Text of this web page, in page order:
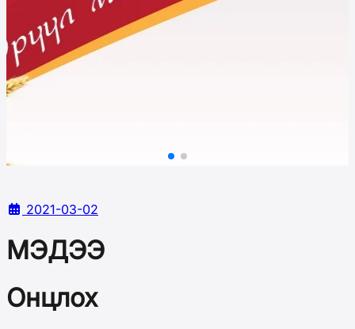
2021-03-02
МЭДЭЭ
Онцлох